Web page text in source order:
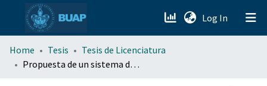
Log In (current)
menu.section.about_menu
Home Tesis
Tesis de Licenciatura
Propuesta de un sistema de gestión de proyectos en la etapa de planeación empleando la guía del PMBOK para una empresa de construcción y mantenimiento de gasolineras